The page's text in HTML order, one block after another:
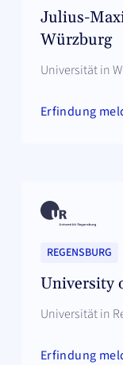
Julius-
Würzburg
Universität in
Erfindung
REGENSBURG
University
Universität in
Erfindung